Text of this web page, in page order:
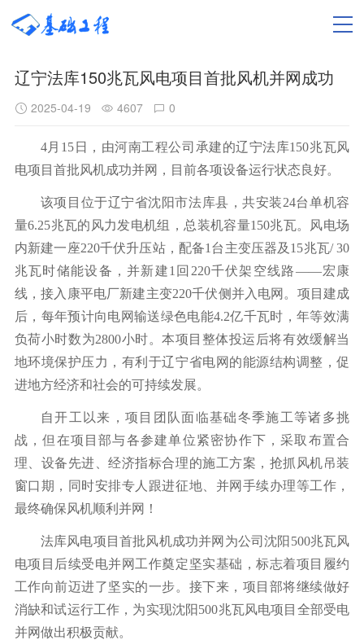
辽宁法库150兆瓦风电项目首批风机并网成功
2025-04-19 4607 0
4月15日，由河南工程公司承建的辽宁法库150兆瓦风
电项目首批风机成功并网，目前各项设备运行状态良好。
该项目位于辽宁省沈阳市法库县，共安装24台单机容
量6.25兆瓦的风力发电机组，总装机容量150兆瓦。风电场
内新建一座220千伏升压站，配备1台主变压器及15兆瓦/ 30
兆瓦时储能设备，并新建1回220千伏架空线路——宏康
线，接入康平电厂新建主变220千伏侧并入电网。项目建成
后，每年预计向电网输送绿色电能4.2亿千瓦时，年等效满
负荷小时数为2800小时。本项目整体投运后将有效缓解当
地环境保护压力，有利于辽宁省电网的能源结构调整，促
进地方经济和社会的可持续发展。
自开工以来，项目团队面临基础冬季施工等诸多挑
战，但在项目部与各参建单位紧密协作下，采取布置合
理、设备先进、经济指标合理的施工方案，抢抓风机吊装
窗口期，同时安排专人跟进征地、并网手续办理等工作，
最终确保风机顺利并网！
法库风电项目首批风机成功并网为公司沈阳500兆瓦风
电项目后续受电并网工作奠定坚实基础，标志着项目履约
工作向前迈进了坚实的一步。接下来，项目部将继续做好
消缺和试运行工作，为实现沈阳500兆瓦风电项目全部受电
并网做出积极贡献。